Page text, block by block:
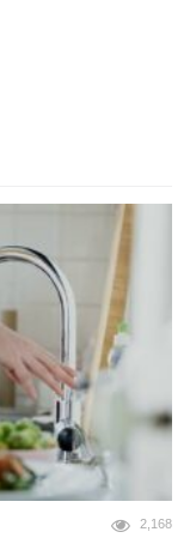
2,168